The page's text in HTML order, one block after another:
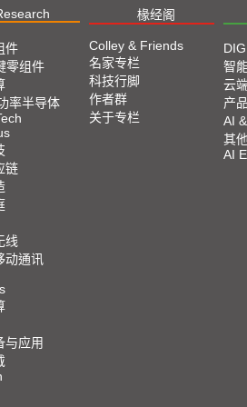
2023台北国
2023台北
椽经阁
件
零组件
率半导体
链
线
动通讯
与应用
Colley & Friends
名家专栏
科技行脚
作者群
关于专栏
智
云
产
AI
其他
AI